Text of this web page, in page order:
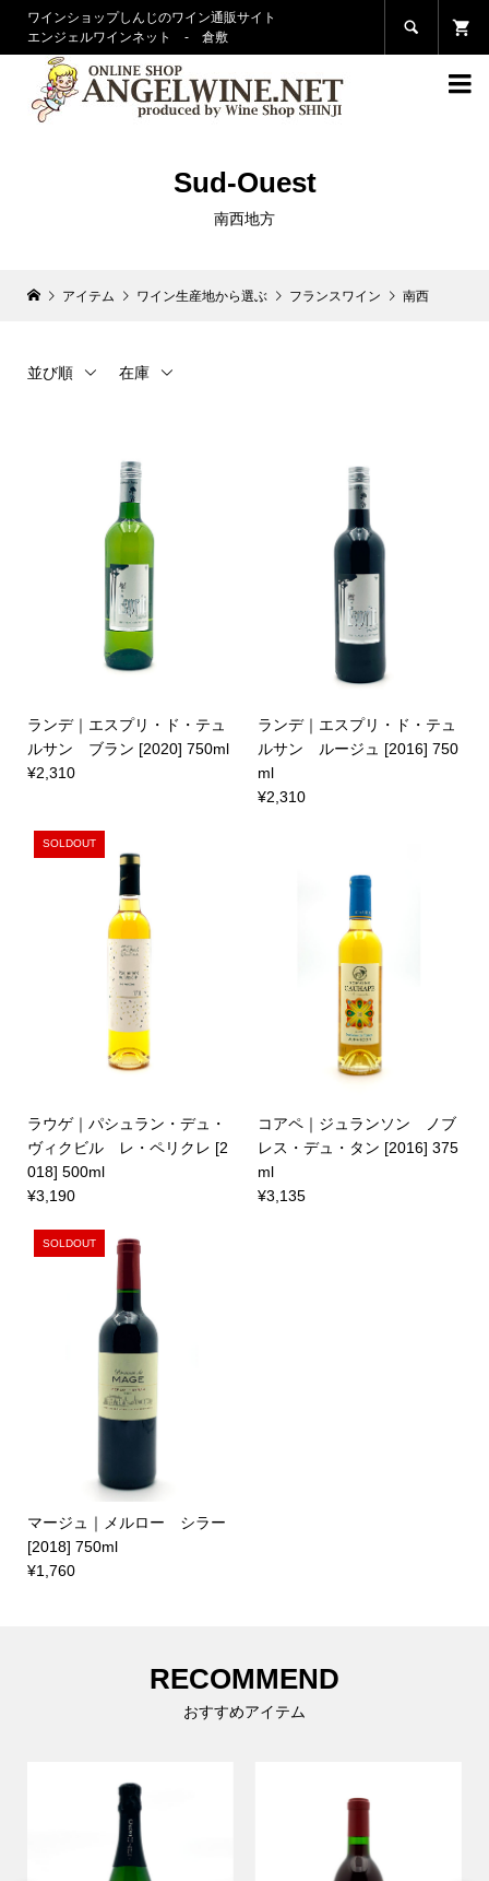
ワインショップしんじのワイン通販サイト
エンジェルワインネット - 倉敷


Sud-Ouest
南西地方
アイテム ワイン生産地から選ぶ フランスワイン 南西
並び順 在庫
ランデ｜エスプリ・ド・テュ
ルサン ブラン [2020] 750ml
¥2,310
ランデ｜エスプリ・ド・テュ
ルサン ルージュ [2016] 750
ml
¥2,310
SOLDOUT
ラウゲ｜パシュラン・デュ・
ヴィクビル レ・ペリクレ [2
018] 500ml
¥3,190
コアペ｜ジュランソン ノブ
レス・デュ・タン [2016] 375
ml
¥3,135
SOLDOUT
マージュ｜メルロー シラー
[2018] 750ml
¥1,760
RECOMMEND
おすすめアイテム